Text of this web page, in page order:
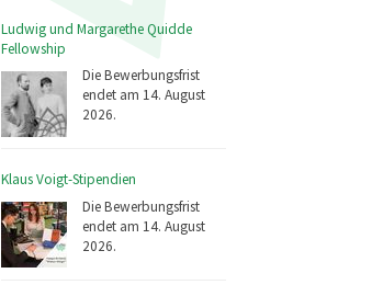
Ludwig und Margarethe Quidde
Fellowship
Die Bewerbungsfrist
endet am 14. August
2026.
Klaus Voigt-Stipendien
Die Bewerbungsfrist
endet am 14. August
2026.